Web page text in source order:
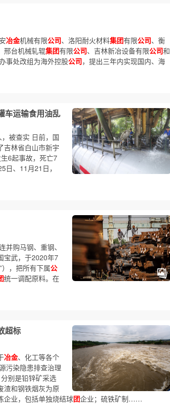
冶金机械有限公司、洛阳耐火材料集团有限公司、衡
邢台机械轧辊集团有限公司、吉林新冶设备有限公司和
事处改组为海外控股公司，提出三年内实现国内、海
车运输食用油乱
被查实 日前，国
吉林省白山市新宇
6起事故，死亡7
日、11月21日，
并购马钢、重钢、
宝武，于2020年7
），把所有下属公
统一调配原料。在
超标
冶金、化工等各个
污染隐患排查治理
别是铅锌矿采选
渣和钢铁烟灰为原
企业，包括单独烧结球团企业；硫铁矿制……